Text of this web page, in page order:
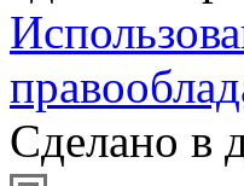
Сделано в